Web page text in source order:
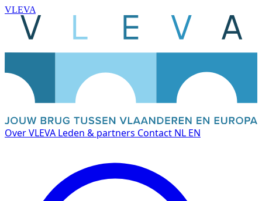
VLEVA
Over VLEVA Leden & partners Contact NL EN